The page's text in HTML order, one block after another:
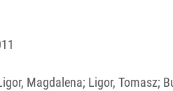
Magdalena; Ligor, Tomasz;